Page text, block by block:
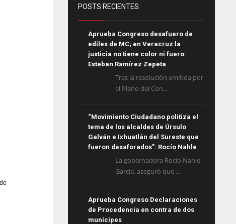
POSTS RECIENTES
Aprueba Congreso desafuero de
ediles de MC; en Veracruz la
justicia no tiene color ni fuero:
Esteban Ramírez Zepeta
Tras la resolución emitida por
el Pleno del Con...
“Movimiento Ciudadano politiza el
tema de los alcaldes de Úrsulo
Galván e Ixhuatlán del Sureste que
fueron desaforados”: Rocío Nahle
La gobernadora Rocío Nahle
García, aseguró que ...
Aprueba Congreso Declaraciones
de Procedencia en contra de dos
munícipes